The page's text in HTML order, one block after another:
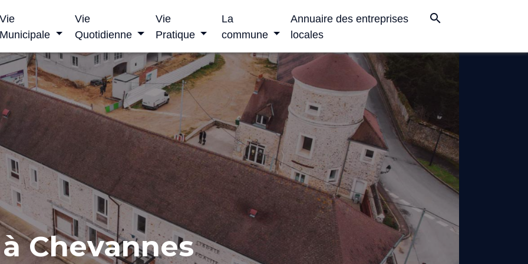
Vie
Municipale
Vie
Quotidienne
Vie
Pratique
La
commune
Annuaire des entreprises
locales
search
Bienvenue à Chevannes